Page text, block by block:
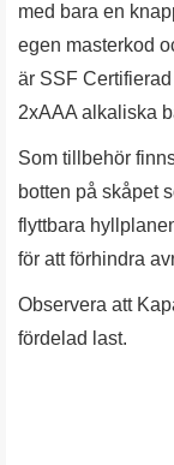
med bara en
egen masterkod
är SSF
2xAAA alkaliska
Som tillbehör
botten på skåpet
flyttbara
för att förhindra
Observera att
fördelad last.